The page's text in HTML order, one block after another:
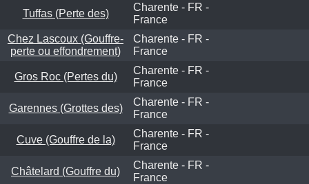
Tuffas (Perte des)
Charente - FR -
France
Chez Lascoux (Gouffre-
perte ou effondrement)
Charente - FR -
France
Gros Roc (Pertes du)
Charente - FR -
France
Garennes (Grottes des)
Charente - FR -
France
Cuve (Gouffre de la)
Charente - FR -
France
Châtelard (Gouffre du)
Charente - FR -
France